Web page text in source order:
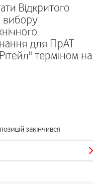
Відкритого
вибору
для ПрАТ
терміном на
закінчився